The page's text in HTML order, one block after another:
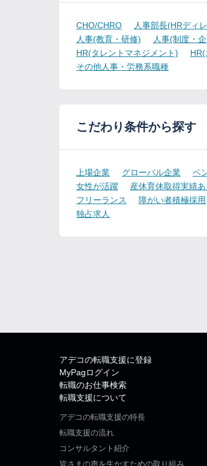
CHO/CHRO 人事部長(HRディ
人事(教育・研修)
人事(制度・
HR(タレントマネジメント)
その他人事・労務系職種
こだわり条件から探す
上場企業 グローバル企業 ベ
女性が活躍
産休育休取得実績あ
フリーランス
障がい者積極採用
独占求人
アデコの転職支援に登録
MyPagログイン
転職のお仕事検索
転職支援について
アデコの転職支援の特長
転職支援の流れ
コンサルタント紹介
皆さまの声を生かすための取り組み